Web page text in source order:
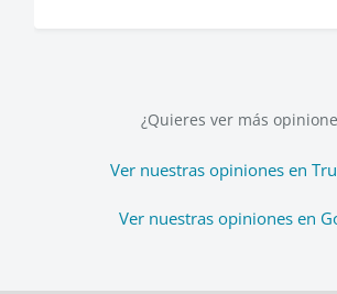
¿Quieres ver más
Ver nuestras opiniones en
Ver nuestras opiniones en